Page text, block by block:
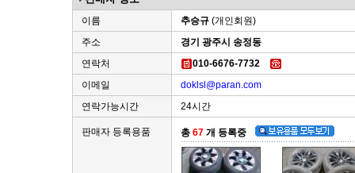
이름 추승규 (개인회원)
주소
경기 광주시 송정동
연락처
010-6676-7732
이메일
doklsl@paran.com
연락가능시간
24시간
판매자 등록용품 총67 개 등록중